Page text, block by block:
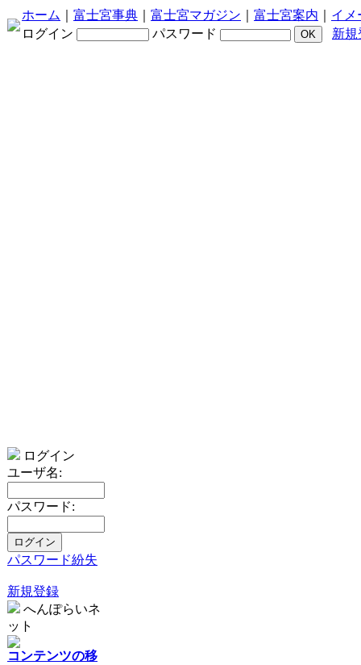
ホーム 富士宮事典 富士宮マガジン 富士宮案内
イメ
ログイン
パスワード 新規
ログイン
ユーザ名:
パスワード:
パスワード紛失
新規登録
へんぽらいネ
ット
コンテンツの移